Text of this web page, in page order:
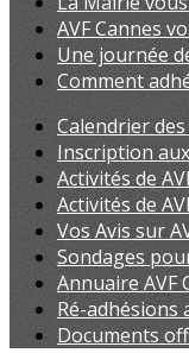
AVF Cannes
Une journée
Comment
Calendrier
Inscription
Activités de
Activités de
Vos Avis sur
Sondages
Annuaire AVF
Ré-adhésions
Documents